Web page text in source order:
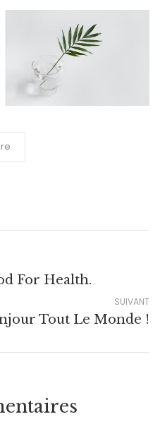
For Health.
SUIVANT
Tout Le Monde !